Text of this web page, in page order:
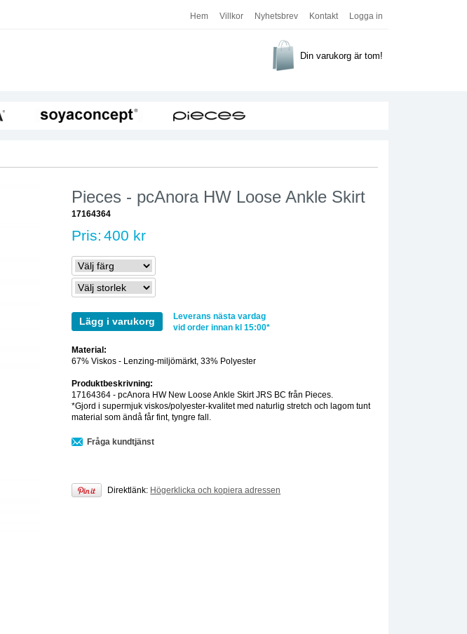
Hem Villkor Nyhetsbrev Kontakt Logga in
Din varukorg är tom!
Pieces - pcAnora HW Loose Ankle Skirt
17164364
Pris: 400 kr
Lägg i varukorg
Leverans nästa vardag
vid order innan kl 15:00*
Material:
67% Viskos - Lenzing-miljömärkt, 33% Polyester
Produktbeskrivning:
17164364 - pcAnora HW New Loose Ankle Skirt JRS BC från Pieces.
*Gjord i supermjuk viskos/polyester-kvalitet med naturlig stretch och lagom tunt
material som ändå får fint, tyngre fall.
Fråga kundtjänst
Direktlänk: Högerklicka och kopiera adressen